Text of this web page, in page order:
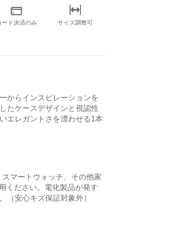
ード決済のみ サイズ調整可
からインスピレーションを
たケースデザインと視認性
エレガントさを漂わせる1本
マートウォッチ、その他家
ください。電化製品が発す
（安心キズ保証対象外）